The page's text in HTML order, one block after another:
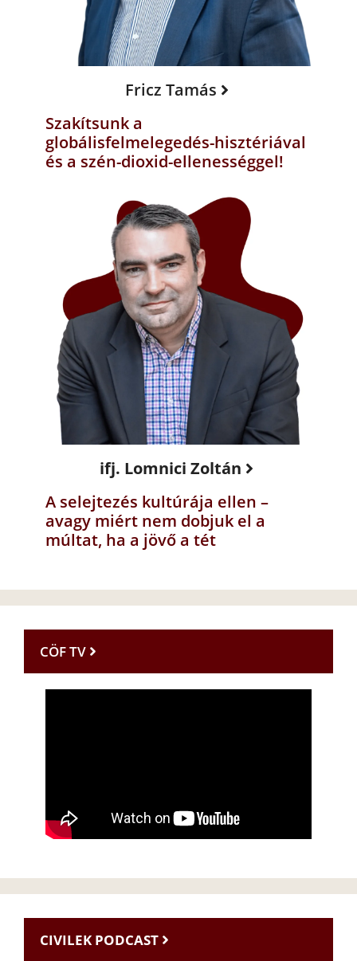
Fricz Tamás
Szakítsunk a
globálisfelmelegedés-hisztériával
és a szén-dioxid-ellenességgel!
ifj. Lomnici Zoltán
A selejtezés kultúrája ellen –
avagy miért nem dobjuk el a
múltat, ha a jövő a tét
CÖF TV
CIVILEK PODCAST